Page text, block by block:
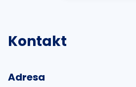
Kontakt
Adresa